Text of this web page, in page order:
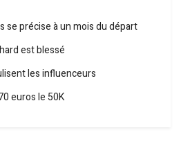
se précise à un mois du départ
est blessé
les influenceurs
euros le 50K